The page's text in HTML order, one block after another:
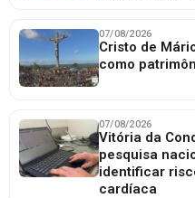
07/08/2026
Cristo de
como
07/08/2026
Vitória da
pesquisa
identificar
cardíaca